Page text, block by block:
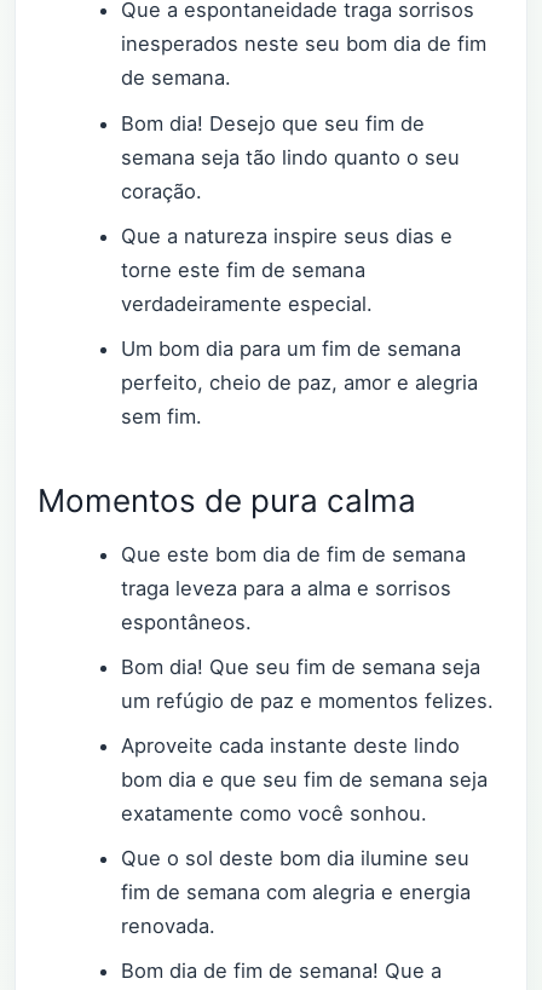
Que a espontaneidade traga sorrisos
inesperados neste seu bom dia de fim
de semana.
Bom dia! Desejo que seu fim de
semana seja tão lindo quanto o seu
coração.
Que a natureza inspire seus dias e
torne este fim de semana
verdadeiramente especial.
Um bom dia para um fim de semana
perfeito, cheio de paz, amor e alegria
sem fim.
Momentos de pura calma
Que este bom dia de fim de semana
traga leveza para a alma e sorrisos
espontâneos.
Bom dia! Que seu fim de semana seja
um refúgio de paz e momentos felizes.
Aproveite cada instante deste lindo
bom dia e que seu fim de semana seja
exatamente como você sonhou.
Que o sol deste bom dia ilumine seu
fim de semana com alegria e energia
renovada.
Bom dia de fim de semana! Que a